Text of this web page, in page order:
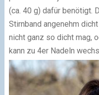
(ca. 40 g) dafür benötigt.
Stirnband angenehm
nicht ganz so dicht mag,
kann zu 4er Nadeln